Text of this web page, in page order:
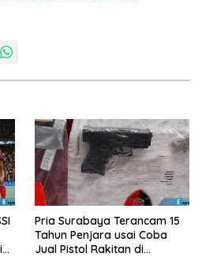
Pria Surabaya Terancam 15
Tahun Penjara usai Coba
Jual Pistol Rakitan di